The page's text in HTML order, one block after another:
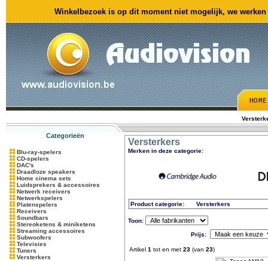
Winkelbezoek is op dit moment niet mogelijk, we
Categorieën
Blu-ray-spelers
CD-spelers
DAC's
Draadloze speakers
Home cinema sets
Luidsprekers & accessoires
Netwerk receivers
Netwerkspelers
Platenspelers
Receivers
Soundbars
Stereoketens & miniketens
Streaming accessoires
Subwoofers
Televisies
Tuners
Versterkers
Versterkers
Merken in deze categorie:
Product categorie: Versterkers
Toon:
Prijs:
Artikel 1 tot en met 23 (van 23)